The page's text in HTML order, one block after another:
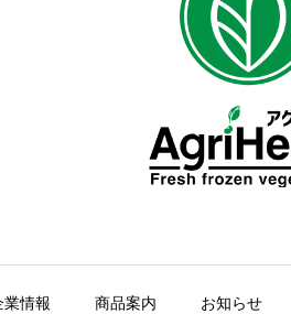
業情報 商品案内 お知らせ